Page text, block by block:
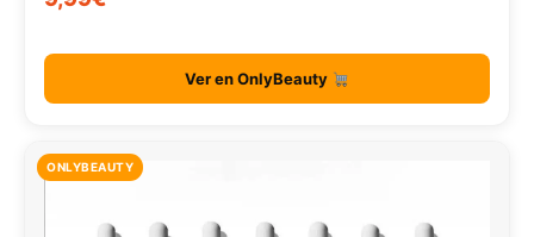
Ver en OnlyBeauty
ONLYBEAUTY